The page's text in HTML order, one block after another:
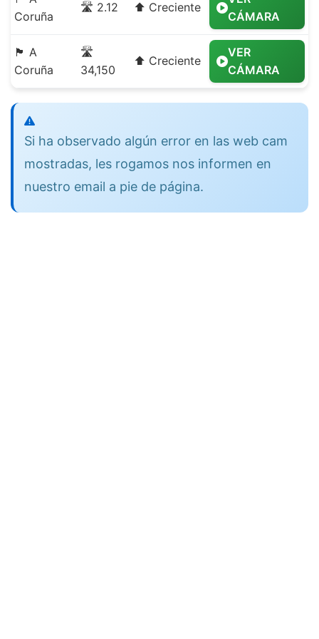
Coruña
🛣️ 2.12 ⬆️ Creciente
CÁMARA
🏴 A
Coruña
🛣️
34,150
⬆️ Creciente
VER
CÁMARA
Si ha observado algún error en las web cam
mostradas, les rogamos nos informen en
nuestro email a pie de página.